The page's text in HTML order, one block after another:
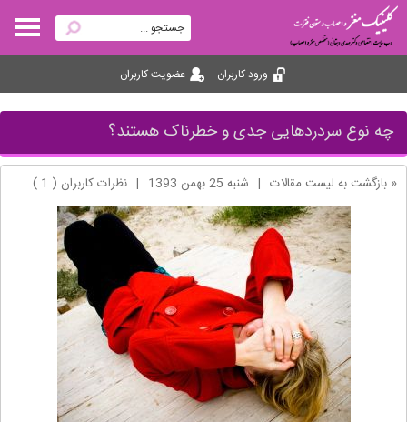
ورود کاربران عضویت کاربران
چه نوع سردردهایی جدی و خطرناک هستند؟
« بازگشت به لیست مقالات | شنبه 25 بهمن 1393 | نظرات کاربران ( 1 )